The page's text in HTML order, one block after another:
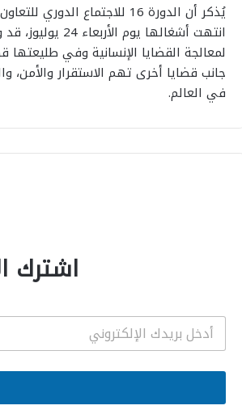
يُذكر أن الدورة 16
انتهت
لمعالجة القضايا الإنسانية وفي
جانب قضايا أخرى تهم الاستقرار والأمن،
في العالم.
اشترك
E
a
i
*